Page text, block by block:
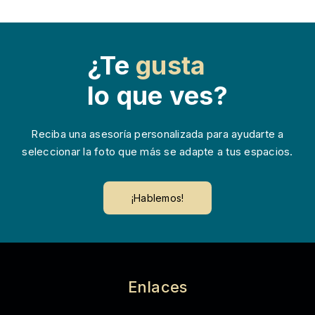
¿Te gusta
lo que ves?
Reciba una asesoría personalizada para ayudarte a
seleccionar la foto que más se adapte a tus espacios.
¡Hablemos!
Enlaces